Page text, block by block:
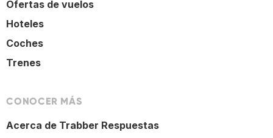
Ofertas de vuelos
Hoteles
Coches
Trenes
CONOCER MÁS
Acerca de Trabber Respuestas